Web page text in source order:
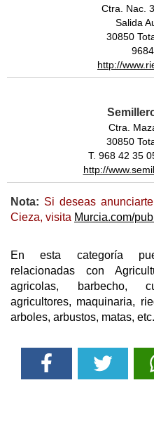
Ctra. Nac.
Salida
30850
http://
Ctra.
30850
T. 968 42 35
http://
Nota: Si deseas
Cieza, visita Murcia.com/
En esta categoría
relacionadas con
agricolas, barbecho,
agricultores, maquinaria,
arboles, arbustos, matas, etc.